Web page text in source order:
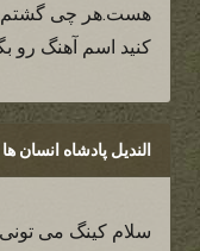
هست.هر چی گشتم
کنید اسم آهنگ رو
الندیل پادشاه انسان ها
سلام کینگ می